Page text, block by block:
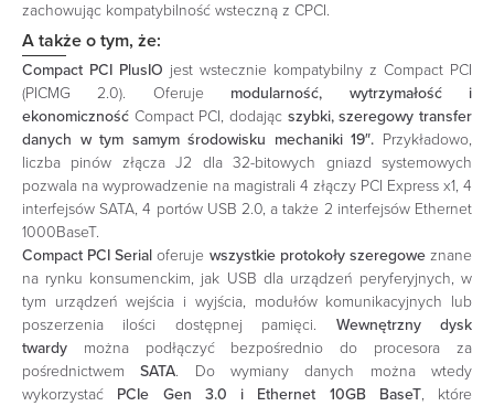
zachowując kompatybilność wsteczną z CPCI.
A także o tym, że:
Compact PCI PlusIO jest wstecznie kompatybilny z Compact PCI
(PICMG 2.0). Oferuje modularność, wytrzymałość i
ekonomiczność Compact PCI, dodając szybki, szeregowy transfer
danych w tym samym środowisku mechaniki 19″. Przykładowo,
liczba pinów złącza J2 dla 32-bitowych gniazd systemowych
pozwala na wyprowadzenie na magistrali 4 złączy PCI Express x1, 4
interfejsów SATA, 4 portów USB 2.0, a także 2 interfejsów Ethernet
1000BaseT.
Compact PCI Serial oferuje wszystkie protokoły szeregoweznane
na rynku konsumenckim, jak USB dla urządzeń peryferyjnych, w
tym urządzeń wejścia i wyjścia, modułów komunikacyjnych lub
poszerzenia ilości dostępnej pamięci. Wewnętrzny dysk
twardy można podłączyć bezpośrednio do procesora za
pośrednictwemSATA. Do wymiany danych można wtedy
wykorzystać PCIe Gen 3.0 i Ethernet 10GB BaseT, które